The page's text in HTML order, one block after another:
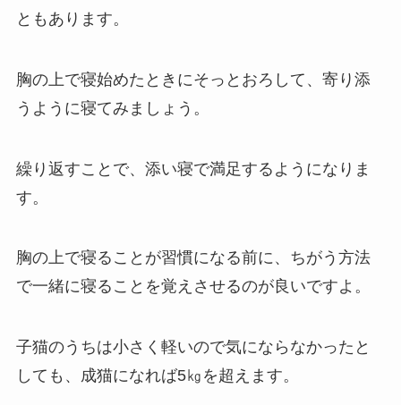
ともあります。
胸の上で寝始めたときにそっとおろして、寄り添
うように寝てみましょう。
繰り返すことで、添い寝で満足するようになりま
す。
胸の上で寝ることが習慣になる前に、ちがう方法
で一緒に寝ることを覚えさせるのが良いですよ。
子猫のうちは小さく軽いので気にならなかったと
しても、成猫になれば5㎏を超えます。